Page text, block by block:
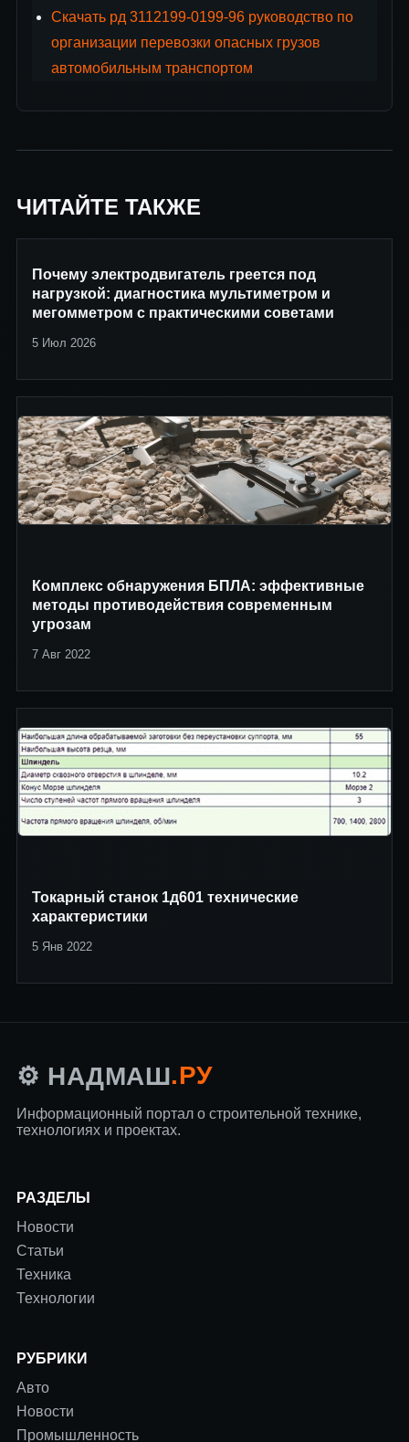
Скачать рд 3112199-0199-96 руководство по
организации перевозки опасных грузов
автомобильным транспортом
ЧИТАЙТЕ ТАКЖЕ
Почему электродвигатель греется под
нагрузкой: диагностика мультиметром и
мегомметром с практическими советами
5 Июл 2026
Комплекс обнаружения БПЛА: эффективные
методы противодействия современным
угрозам
7 Авг 2022
Токарный станок 1д601 технические
характеристики
5 Янв 2022
⚙️ НАДМАШ.РУ
Информационный портал о строительной технике,
технологиях и проектах.
РАЗДЕЛЫ
Новости
Статьи
Техника
Технологии
РУБРИКИ
Авто
Новости
Промышленность